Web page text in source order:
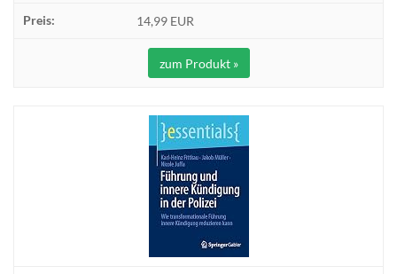
14,99 EUR
zum Produkt »